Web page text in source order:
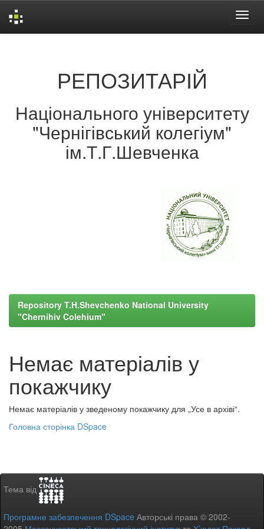
РЕПОЗИТАРІЙ
Національного університету
"Чернігівський колегіум"
ім.Т.Г.Шевченка
Repository T.H.Shevchenko National University
"Chernihiv Colehium"
Немає матеріалів у
покажчику
Немає матеріалів у зведеному покажчику для „Усе в архіві“.
Головна сторінка DSpace
Тема від
Програмне забезпечення DSpace Авторські права © 2002-